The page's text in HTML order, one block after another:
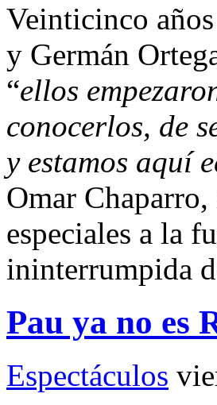
Veinticinco
y Germán
“ellos
conocerlos, de
y estamos aquí
Omar
especiales a la
ininterrumpida
Pau ya no es
Espectáculos